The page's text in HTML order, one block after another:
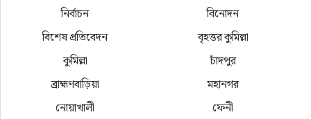
নির্বাচন
বিনোদন
বিশেষ প্রতিবেদন
বৃহত্তর কুমিল্লা
কুমিল্লা
চাঁদপুর
ব্রাহ্মণবাড়িয়া
মহানগর
নোয়াখালী
ফেনী